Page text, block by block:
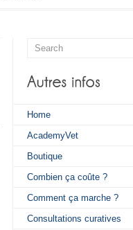
Home
AcademyVet
Boutique
Combien ça coûte ?
Comment ça marche ?
Consultations curatives